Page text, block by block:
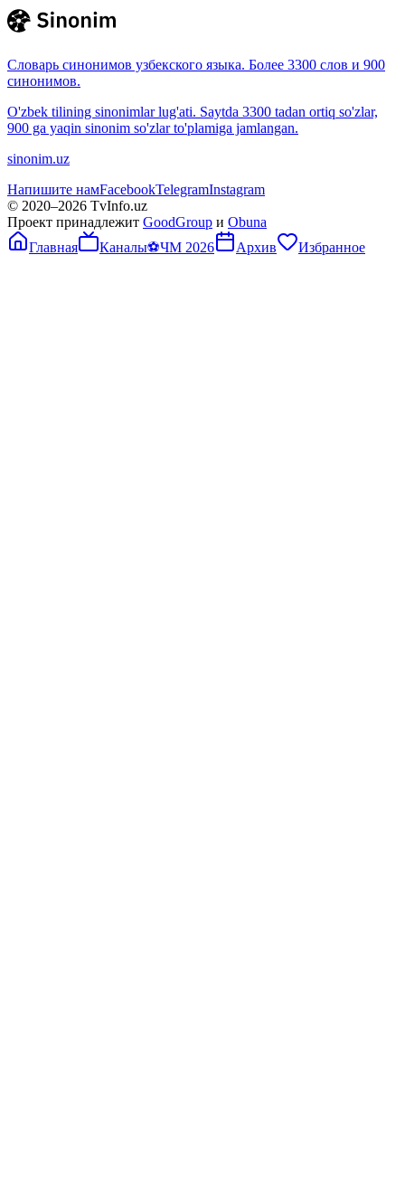
Словарь синонимов узбекского языка. Более 3300 слов и 900
синонимов.
O'zbek tilining sinonimlar lug'ati. Saytda 3300 tadan ortiq so'zlar,
900 ga yaqin sinonim so'zlar to'plamiga jamlangan.
sinonim.uz
Напишите намFacebookTelegramInstagram
© 2020–2026 TvInfo.uz
Проект принадлежит GoodGroup и Obuna
Главная
Каналы⚽ЧМ 2026 Архив Избранное